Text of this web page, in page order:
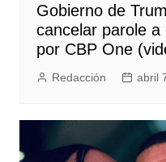
Gobierno de
cancelar parole
por CBP One
Redacción abril